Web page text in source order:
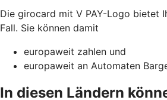
Die girocard mit V PAY-Logo bietet
Fall. Sie können damit
europaweit zahlen und
europaweit an Automaten
In diesen Ländern